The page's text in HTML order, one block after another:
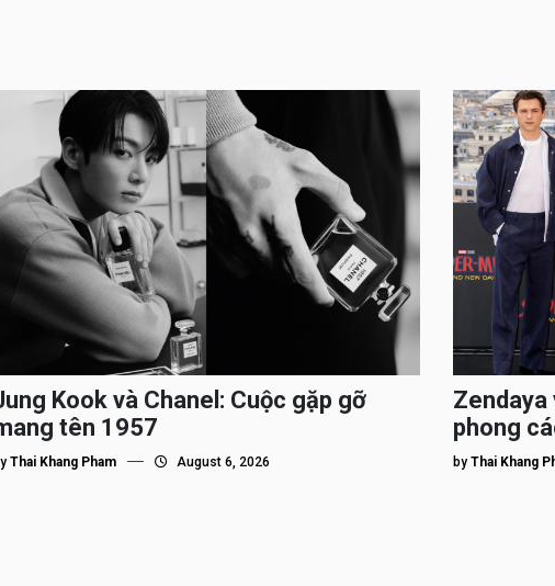
Kook và Chanel: Cuộc gặp gỡ
tên 1957
Thai Khang Pham August 6, 2026
Zendaya
phong
bá
byThai Khang